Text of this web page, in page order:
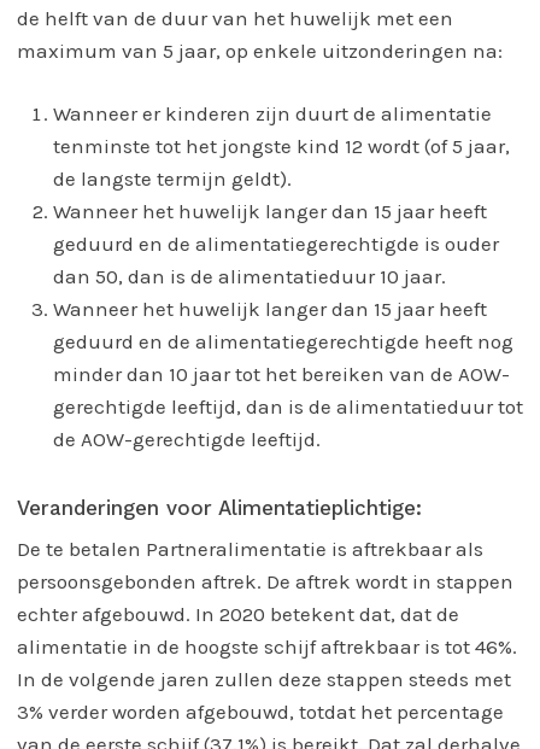
de helft van de duur van het huwelijk met een
maximum van 5 jaar, op enkele uitzonderingen na:
Wanneer er kinderen zijn duurt de alimentatie
tenminste tot het jongste kind 12 wordt (of 5 jaar,
de langste termijn geldt).
Wanneer het huwelijk langer dan 15 jaar heeft
geduurd en de alimentatiegerechtigde is ouder
dan 50, dan is de alimentatieduur 10 jaar.
Wanneer het huwelijk langer dan 15 jaar heeft
geduurd en de alimentatiegerechtigde heeft nog
minder dan 10 jaar tot het bereiken van de AOW-
gerechtigde leeftijd, dan is de alimentatieduur tot
de AOW-gerechtigde leeftijd.
Veranderingen voor Alimentatieplichtige:
De te betalen Partneralimentatie is aftrekbaar als
persoonsgebonden aftrek. De aftrek wordt in stappen
echter afgebouwd. In 2020 betekent dat, dat de
alimentatie in de hoogste schijf aftrekbaar is tot 46%.
In de volgende jaren zullen deze stappen steeds met
3% verder worden afgebouwd, totdat het percentage
van de eerste schijf (37,1%) is bereikt. Dat zal derhalve